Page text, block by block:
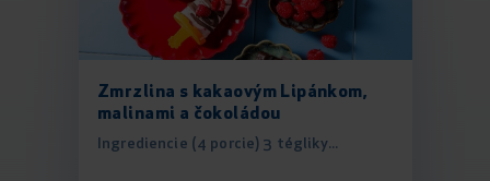
Zmrzlina s kakaovým Lipánkom,
malinami a čokoládou
Ingrediencie (4 porcie) 3 tégliky...